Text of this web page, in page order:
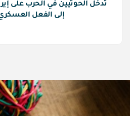
تدخل الحوثيين في الحرب على
إلى الفعل